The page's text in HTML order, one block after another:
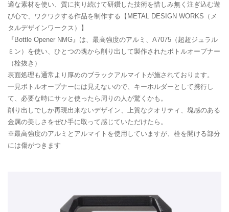
適な素材を使い、質に拘り続けて研鑽した技術を惜しみ無く注ぎ込む遊
び心で、ワクワクする作品を制作する【METAL DESIGN WORKS（メ
タルデザインワークス）】
『Bottle Opener NMG』は、最高強度のアルミ、A7075（超超ジュラル
ミン）を使い、ひとつの塊から削り出して製作されたボトルオープナー
（栓抜き）
表面処理も通常より厚めのブラックアルマイトが施されております。
一見ボトルオープナーには見えないので、キーホルダーとして携行し
て、必要な時にサッと使ったら周りの人が驚くかも。
削り出しでしか再現出来ないデザイン、上質なクオリティ、塊感のある
金属の美しさをぜひ手に取って感じていただけたら。
※最高強度のアルミとアルマイトを使用していますが、栓を開ける部分
には傷がつきます